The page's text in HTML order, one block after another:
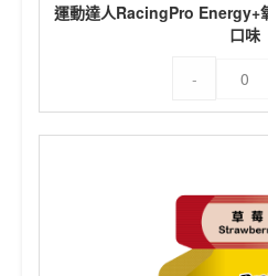
運動達人RacingPro
口味
-
達
人
能
量
果